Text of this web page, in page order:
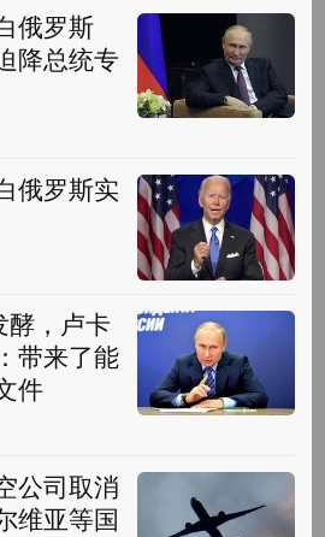
俄罗斯
降总统专
俄罗斯实
酵，卢卡
带来了能
件
公司取消
维亚等国